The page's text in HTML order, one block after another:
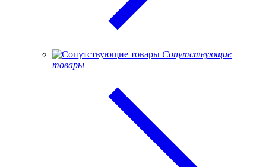
Сопутствующие
товары